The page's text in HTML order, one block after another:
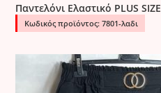
Παντελόνι Ελαστικό PLUS SIZE
Κωδικός προϊόντος: 7801-λαδι